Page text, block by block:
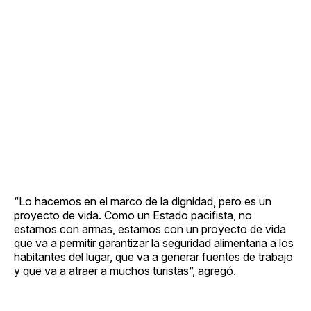
“Lo hacemos en el marco de la dignidad, pero es un
proyecto de vida. Como un Estado pacifista, no
estamos con armas, estamos con un proyecto de vida
que va a permitir garantizar la seguridad alimentaria a los
habitantes del lugar, que va a generar fuentes de trabajo
y que va a atraer a muchos turistas”, agregó.